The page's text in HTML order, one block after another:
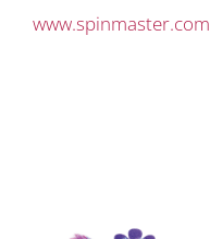
www.spinmaster.com